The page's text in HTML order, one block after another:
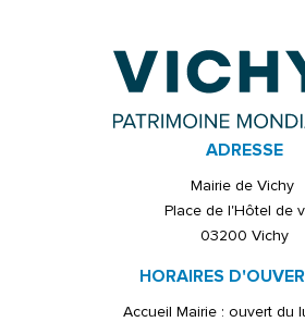
ADRESSE
Mairie de Vichy
Place de l'Hôtel de
03200 Vichy
HORAIRES
Accueil Mairie : ouvert du